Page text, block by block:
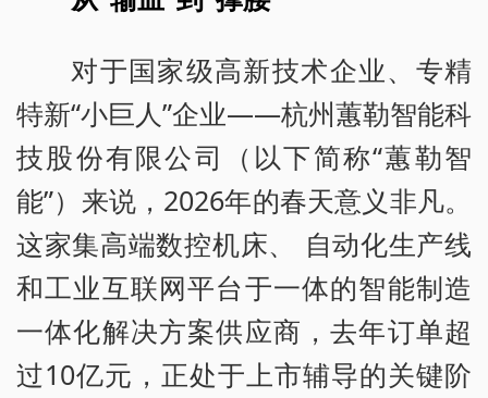
对于国家级高新技术企业、专精
特新“小巨人”企业——杭州蕙勒智能科
技股份有限公司（以下简称“蕙勒智
能”）来说，2026年的春天意义非凡。
这家集高端数控机床、 自动化生产线
和工业互联网平台于一体的智能制造
一体化解决方案供应商，去年订单超
过10亿元，正处于上市辅导的关键阶